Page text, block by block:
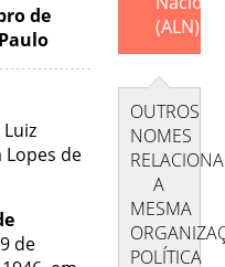
de
Luiz
Lopes de
9 de
(ALN).
OUTROS
NOMES
A
MESMA
POLÍTICA